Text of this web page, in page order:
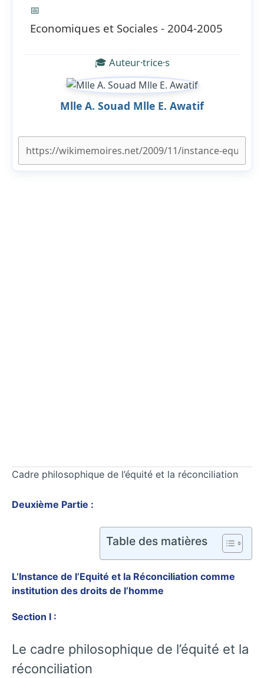
📅
Economiques et Sociales - 2004-2005
🎓 Auteur·trice·s
Mlle A. Souad Mlle E. Awatif
Cadre philosophique de l’équité et la réconciliation
Deuxième Partie :
Table des matières
L’Instance de l’Equité et la Réconciliation comme
institution des droits de l’homme
Section I :
Le cadre philosophique de l’équité et la
réconciliation